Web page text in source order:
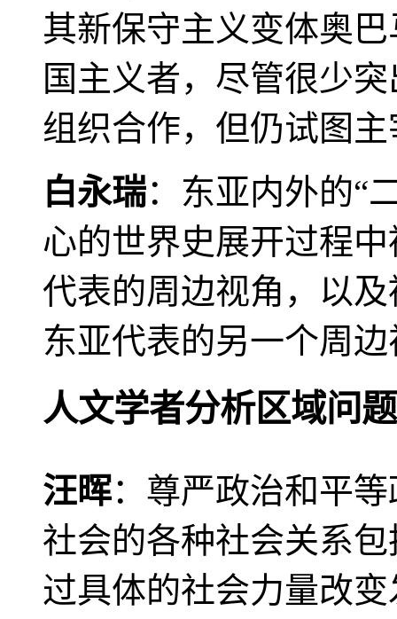
其新保守主义变体奥
国主义者，尽管很少
组织合作，但仍试图
白永瑞：东亚内外的“
心的世界史展开过程
代表的周边视角，以
东亚代表的另一个周
人文学者分析区域问题
汪晖：尊严政治和平
社会的各种社会关系
过具体的社会力量改